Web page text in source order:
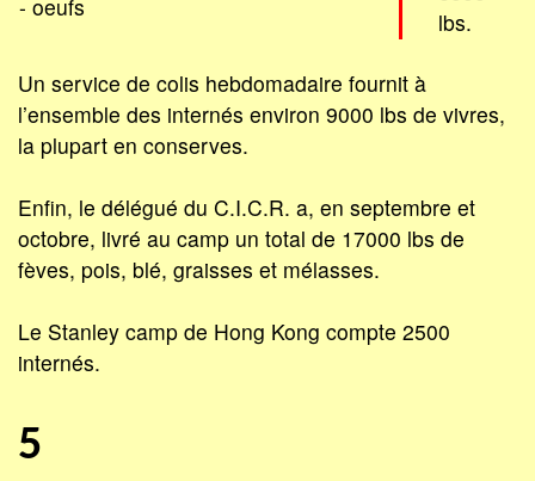
- oeufs
lbs.
Un service de colis hebdomadaire fournit à
l’ensemble des internés environ 9000 lbs de vivres,
la plupart en conserves.
Enfin, le délégué du C.I.C.R. a, en septembre et
octobre, livré au camp un total de 17000 lbs de
fèves, pois, blé, graisses et mélasses.
Le Stanley camp de Hong Kong compte 2500
internés.
5